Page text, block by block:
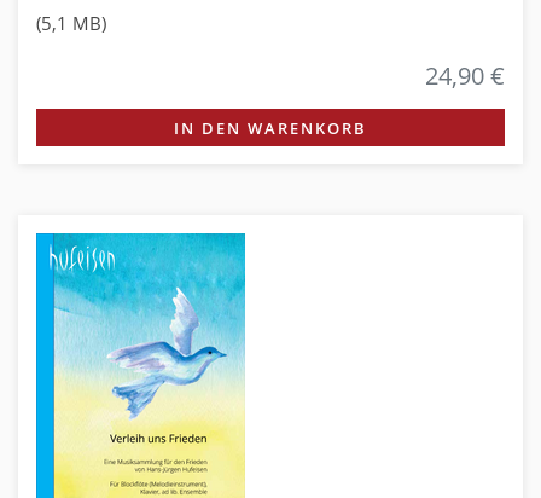
(5,1 MB)
24,90 €
IN DEN WARENKORB